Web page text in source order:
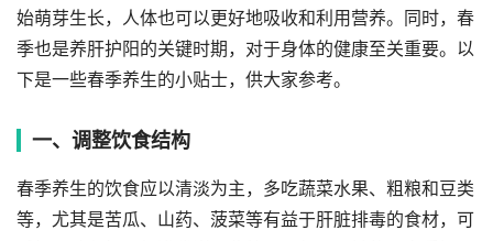
始萌芽生长，人体也可以更好地吸收和利用营养。同时，春
季也是养肝护阳的关键时期，对于身体的健康至关重要。以
下是一些春季养生的小贴士，供大家参考。
一、调整饮食结构
春季养生的饮食应以清淡为主，多吃蔬菜水果、粗粮和豆类
等，尤其是苦瓜、山药、菠菜等有益于肝脏排毒的食材，可